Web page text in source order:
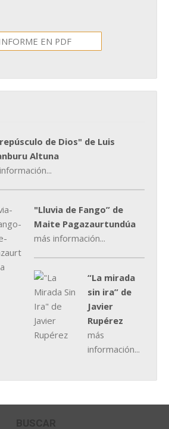
EN PDF
de Dios" de Luis
Altuna
"Lluvia de Fango” de
Maite Pagazaurtundúa
más información...
“La mirada
sin ira” de
Javier
Rupérez
más
información...
BUSCAR